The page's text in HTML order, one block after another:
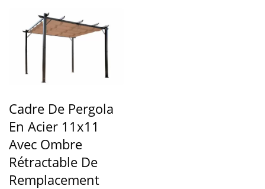
Cadre De Pergola
En Acier 11x11
Avec Ombre
Rétractable De
Remplacement